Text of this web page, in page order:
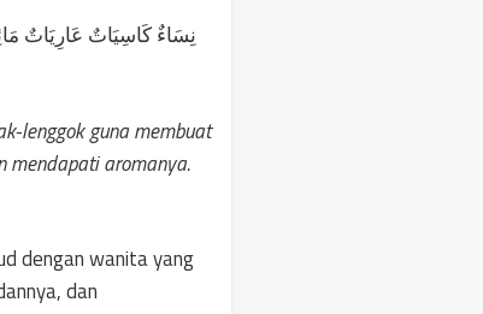
نِسَاءٌ كَاسِيَاتٌ عَارِيَاتٌ
lenggok guna membuat
mendapati aromanya.
dengan wanita yang
dan